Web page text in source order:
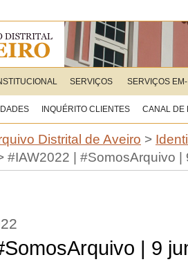
SERVIÇOS SERVIÇOS
INQUÉRITO CLIENTES CANAL DE
Distrital de Aveiro >
#IAW2022 | #SomosArquivo |
| 9